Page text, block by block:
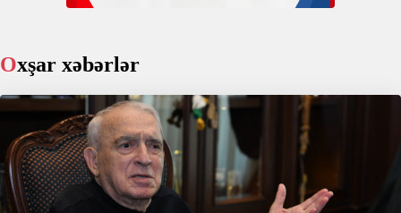
Oxşar xəbərlər